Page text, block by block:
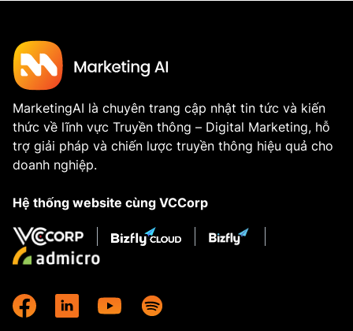
MarketingAI là chuyên trang cập nhật tin tức và kiến
thức về lĩnh vực Truyền thông – Digital Marketing, hỗ
trợ giải pháp và chiến lược truyền thông hiệu quả cho
doanh nghiệp.
Hệ thống website cùng VCCorp